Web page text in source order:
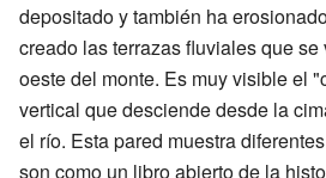
depositado y también ha
creado las terrazas fluviales que
oeste del monte. Es muy visible el
vertical que desciende desde la
el río. Esta pared muestra
son como un libro abierto de la